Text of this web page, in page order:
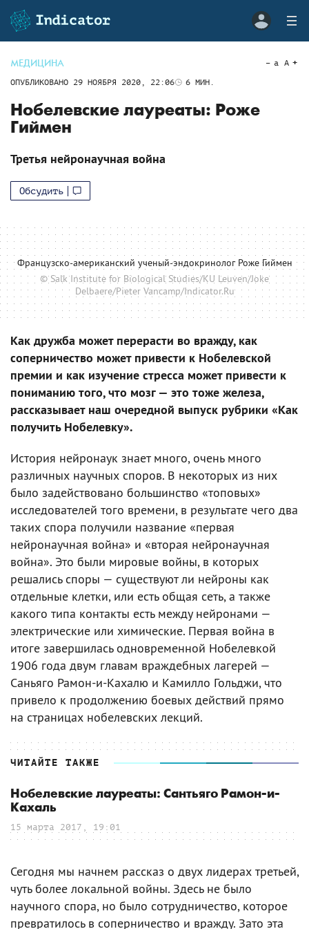
МЕДИЦИНА
ОПУБЛИКОВАНО 29 НОЯБРЯ 2020, 22:06 6 МИН.
a A
Нобелевские лауреаты: Роже
Гиймен
Третья нейронаучная война
Обсудить
Французско-американский ученый-эндокринолог Роже Гиймен
© Salk Institute for Biological Studies/KU Leuven/Joke
Delbaere/Pieter Vancamp/Indicator.Ru
Как дружба может перерасти во вражду, как
соперничество может привести к Нобелевской
премии и как изучение стресса может привести к
пониманию того, что мозг — это тоже железа,
рассказывает наш очередной выпуск рубрики «Как
получить Нобелевку».
История нейронаук знает много, очень много
различных научных споров. В некоторых из них
было задействовано большинство «топовых»
исследователей того времени, в результате чего два
таких спора получили название «первая
нейронаучная война» и «вторая нейронаучная
война». Это были мировые войны, в которых
решались споры — существуют ли нейроны как
отдельные клетки, или есть общая сеть, а также
какого типа контакты есть между нейронами —
электрические или химические. Первая война в
итоге завершилась одновременной Нобелевкой
1906 года двум главам враждебных лагерей —
Саньяго Рамон-и-Кахалю и Камилло Гольджи, что
привело к продолжению боевых действий прямо
на страницах нобелевских лекций.
ЧИТАЙТЕ ТАКЖЕ
Нобелевские лауреаты: Сантьяго Рамон-и-
Кахаль
15 марта 2017, 19:01
Сегодня мы начнем рассказ о двух лидерах третьей,
чуть более локальной войны. Здесь не было
научного спора, но было сотрудничество, которое
превратилось в соперничество и вражду. Зато эта